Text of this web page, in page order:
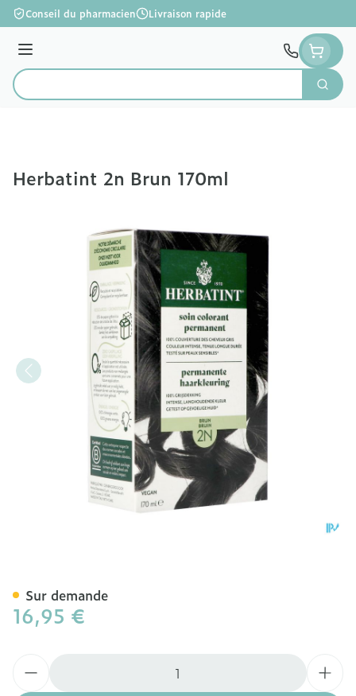
Aller au contenu
Conseil du pharmacien Livraison rapide
Menu
Rechercher
Herbatint 2n Brun 170ml
16,95 €
Sur demande